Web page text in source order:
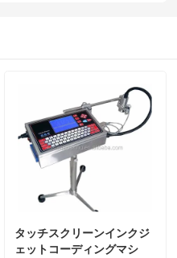
タッチスクリーンインクジ
ェットコーディングマシ